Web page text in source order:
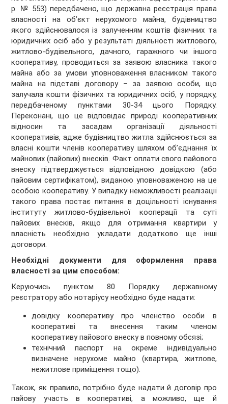
р. № 553) передбачено, що державна реєстрація права
власності на об’єкт нерухомого майна, будівництво
якого здійснювалося із залученням коштів фізичних та
юридичних осіб або у результаті діяльності житлового,
житлово-будівельного, дачного, гаражного чи іншого
кооперативу, проводиться за заявою власника такого
майна або за умови уповноваження власником такого
майна на підставі договору – за заявою особи, що
залучала кошти фізичних та юридичних осіб, у порядку,
передбаченому пунктами 30-34 цього Порядку.
Переконані, що це відповідає природі кооперативних
відносин та засадам організації діяльності
кооперативів, адже будівництво житла здійснюється за
власні кошти членів кооперативу шляхом об’єднання їх
майнових (пайових) внесків. Факт оплати свого пайового
внеску підтверджується відповідною довідкою (або
пайовим сертифікатом), виданою уповноваженою на це
особою кооперативу. У випадку неможливості реалізації
такого права постає питання в доцільності існування
інституту житлово-будівельної кооперації та суті
пайових внесків, якщо для отримання квартири у
власність необхідно укладати додатково ще інші
договори.
Необхідні документи для оформлення права
власності за цим способом:
Керуючись пунктом 80 Порядку державному
реєстратору або нотаріусу необхідно буде надати:
довідку кооперативу про членство особи в
кооперативі та внесення таким членом
кооперативу пайового внеску в повному обсязі;
технічний паспорт на окреме індивідуально
визначене нерухоме майно (квартира, житлове,
нежитлове приміщення тощо).
Також, як правило, потрібно буде надати й договір про
пайову участь в кооперативі, а можливо, ще й